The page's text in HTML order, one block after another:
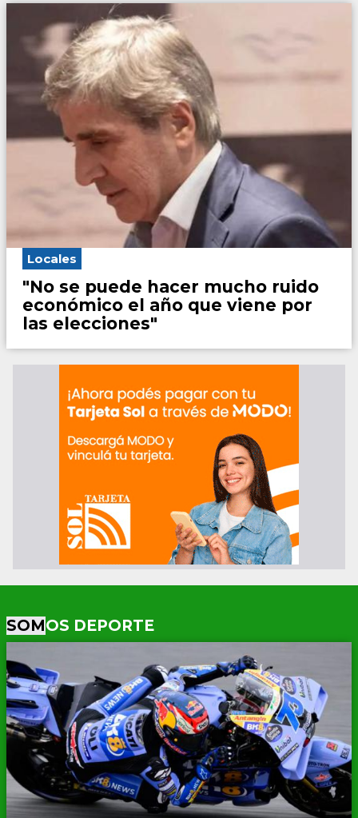
Locales
"No se puede hacer mucho ruido
económico el año que viene por
las elecciones"
SOMOS DEPORTE